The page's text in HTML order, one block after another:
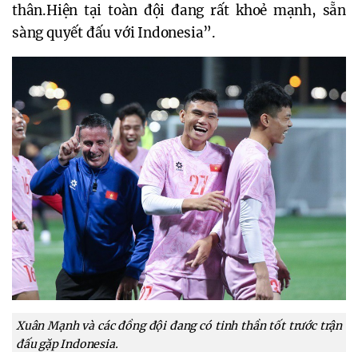
thân.Hiện tại toàn đội đang rất khoẻ mạnh, sẵn
sàng quyết đấu với Indonesia”.
Xuân Mạnh và các đồng đội đang có tinh thần tốt trước trận
đấu gặp Indonesia.